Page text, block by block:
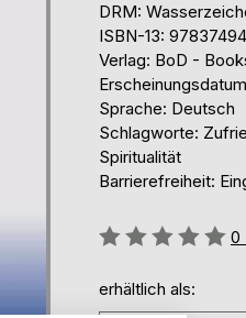
DRM:
ISBN-13:
Verlag: BoD -
Sprache: Deutsch
Schlagworte:
Spiritualität
Barrierefreiheit:
Bewertung::
0
erhältlich als: